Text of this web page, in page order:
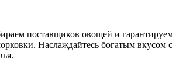
поставщиков овощей и гарантируем
Наслаждайтесь богатым вкусом с